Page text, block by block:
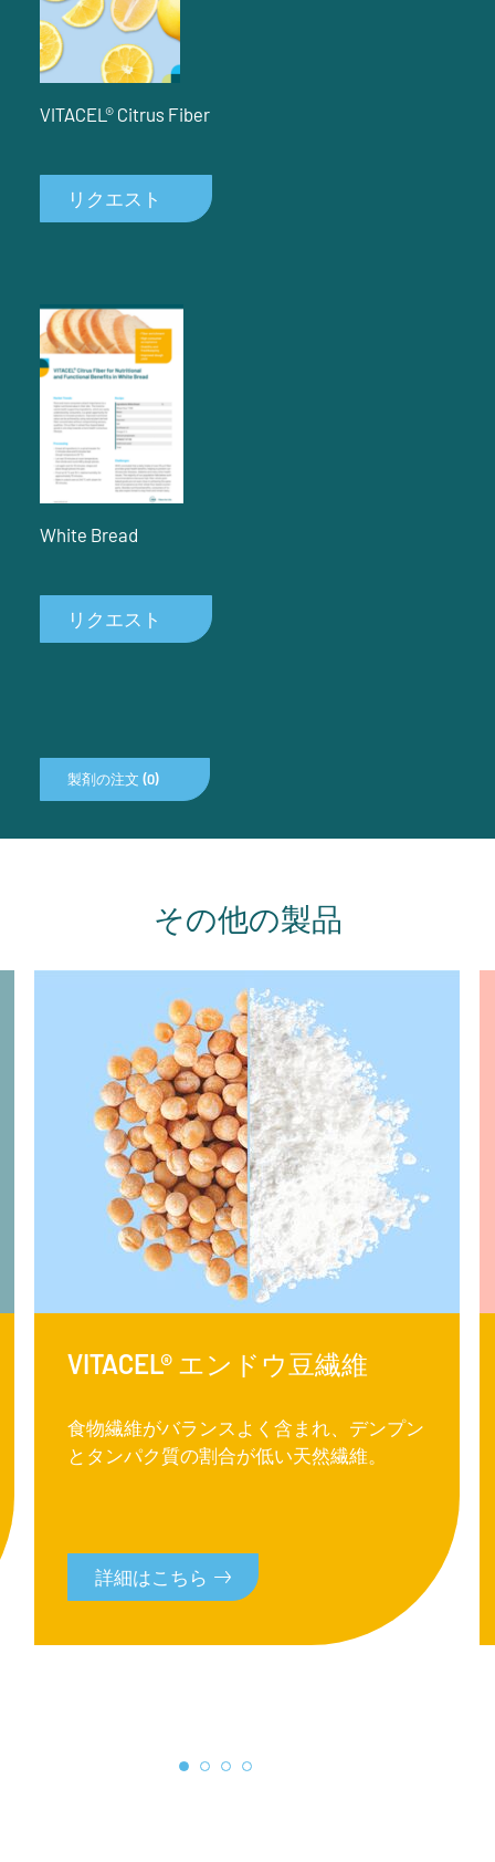
VITACEL® Citrus Fiber
リクエスト
White Bread
リクエスト
製剤の注文 (0)
その他の製品
VITACEL® エンドウ豆繊維
食物繊維がバランスよく含まれ、デンプン
とタンパク質の割合が低い天然繊維。
詳細はこちら